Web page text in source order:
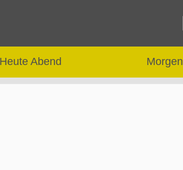
Heute Abend Morgen